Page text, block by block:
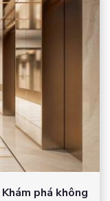
phá không